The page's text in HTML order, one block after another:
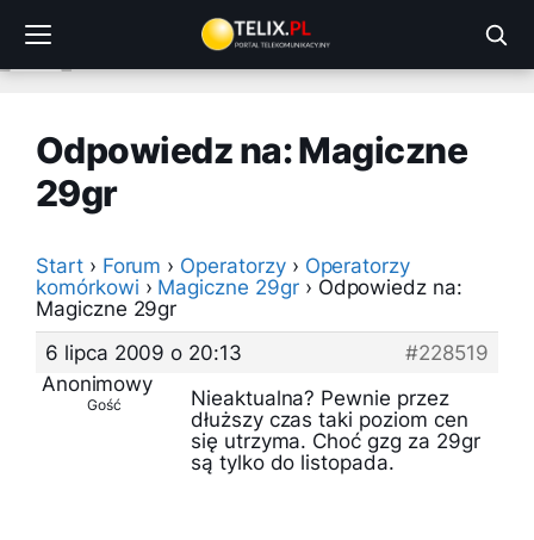
treści
Odpowiedz na: Magiczne
29gr
Start › Forum › Operatorzy › Operatorzy
komórkowi › Magiczne 29gr › Odpowiedz na:
Magiczne 29gr
6 lipca 2009 o 20:13
#228519
Anonimowy
Gość
Nieaktualna? Pewnie przez
dłuższy czas taki poziom cen
się utrzyma. Choć gzg za 29gr
są tylko do listopada.